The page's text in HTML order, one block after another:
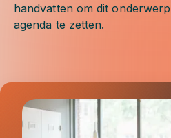
handvatten om dit
agenda te zetten.